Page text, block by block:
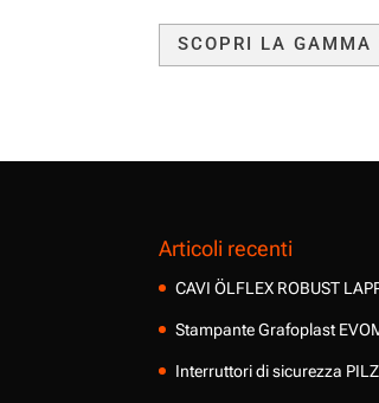
SCOPRI LA GAMMA
Articoli recenti
CAVI ÖLFLEX ROBUST
Stampante Grafoplast
Interruttori di sicurezza PILZ